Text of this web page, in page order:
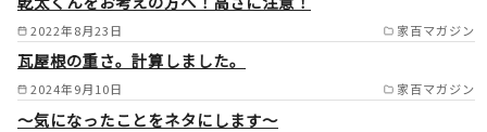
2022年8月23日 家百マガジン
2024年9月10日 家百マガジン
瓦屋根の重さ。計算しました。
～気になったことをネタにします～